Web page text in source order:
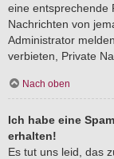
eine entsprechende
Nachrichten von
Administrator
verbieten, Private
Nach oben
Ich habe eine
erhalten!
Es tut uns leid, das